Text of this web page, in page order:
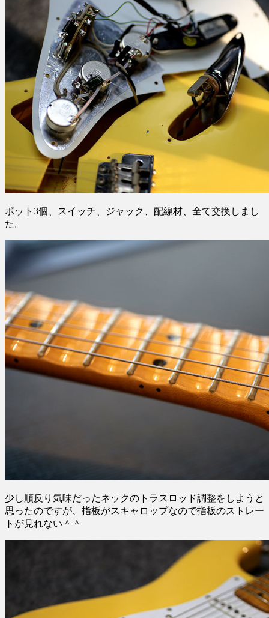
ポット3個、スイッチ、ジャック、配線材、全て交換しまし
た。
少し順反り気味だったネックのトラスロッド調整をしようと
思ったのですが、指板がスキャロップなので指板のストレー
トが見れない＾＾